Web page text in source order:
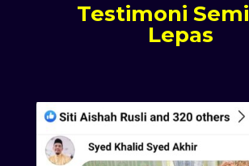
Testimoni
Lepas